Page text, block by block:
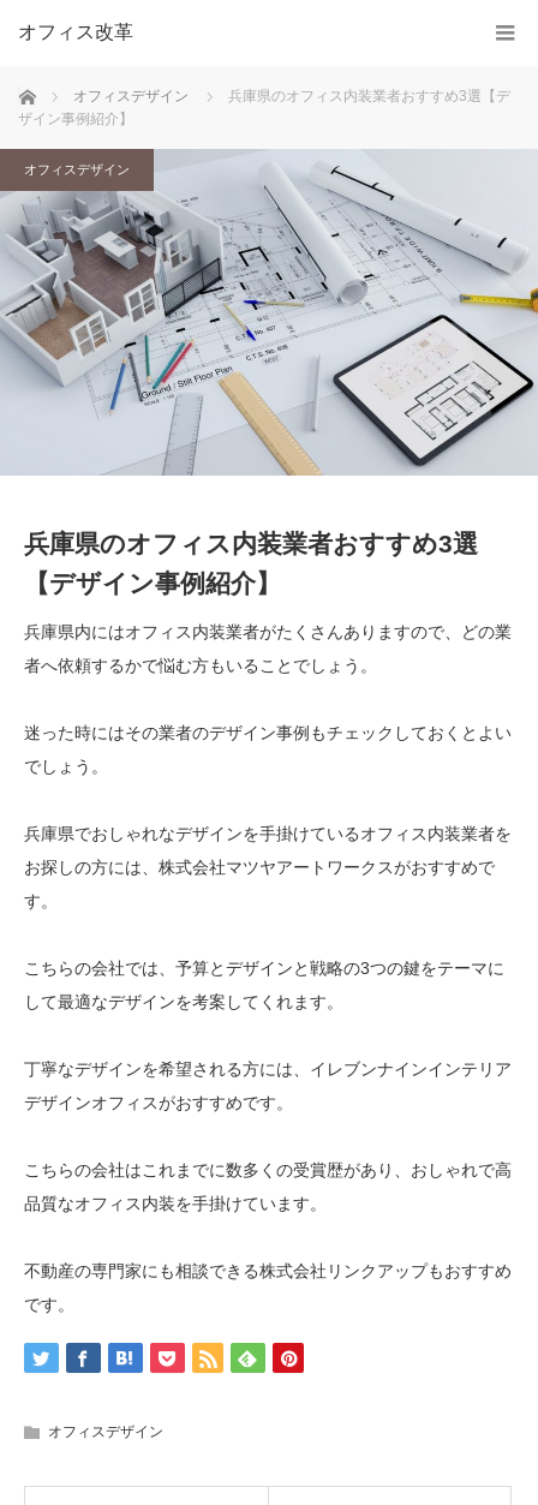
オフィス改革
ホーム オフィスデザイン
兵庫県のオフィス内装業者おすすめ3選【デ
ザイン事例紹介】
オフィスデザイン
兵庫県のオフィス内装業者おすすめ3選
【デザイン事例紹介】
兵庫県内にはオフィス内装業者がたくさんありますので、どの業
者へ依頼するかで悩む方もいることでしょう。
迷った時にはその業者のデザイン事例もチェックしておくとよい
でしょう。
兵庫県でおしゃれなデザインを手掛けているオフィス内装業者を
お探しの方には、株式会社マツヤアートワークスがおすすめで
す。
こちらの会社では、予算とデザインと戦略の3つの鍵をテーマに
して最適なデザインを考案してくれます。
丁寧なデザインを希望される方には、イレブンナインインテリア
デザインオフィスがおすすめです。
こちらの会社はこれまでに数多くの受賞歴があり、おしゃれで高
品質なオフィス内装を手掛けています。
不動産の専門家にも相談できる株式会社リンクアップもおすすめ
です。
オフィスデザイン